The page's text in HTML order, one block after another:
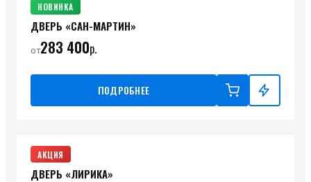
НОВИНКА
ДВЕРЬ «САН-МАРТИН»
от283 400р.
ПОДРОБНЕЕ
АКЦИЯ
ДВЕРЬ «ЛИРИКА»